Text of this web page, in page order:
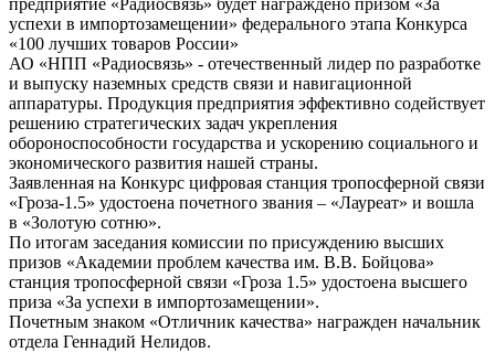
АО «НПП «Радиосвязь» - отечественный лидер по разработке
и выпуску наземных средств связи и навигационной
аппаратуры. Продукция предприятия эффективно содействует
решению стратегических задач укрепления
обороноспособности государства и ускорению социального и
экономического развития нашей страны.
Заявленная на Конкурс цифровая станция тропосферной связи
«Гроза-1.5» удостоена почетного звания – «Лауреат» и вошла
в «Золотую сотню».
По итогам заседания комиссии по присуждению высших
призов «Академии проблем качества им. В.В. Бойцова»
станция тропосферной связи «Гроза 1.5» удостоена высшего
приза «За успехи в импортозамещении».
Почетным знаком «Отличник качества» награжден начальник
отдела Геннадий Нелидов.